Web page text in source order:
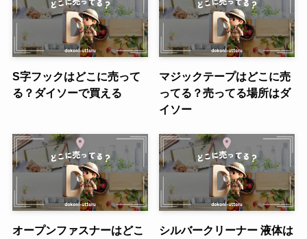
S字フックはどこに売って
る？ダイソーで買える
マジックテープはどこに売
ってる？売ってる場所はダ
イソー
オープンファスナーはどこ
シルバークリーナー 液体は